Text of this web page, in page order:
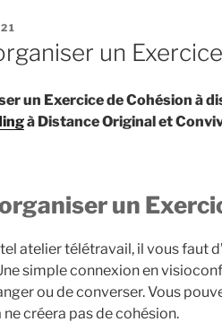
un
un Exercice de Cohésion à
à Distance Original et
un
atelier télétravail, il vous faut
simple connexion en
ou de converser. Vous
créera pas de cohésion.